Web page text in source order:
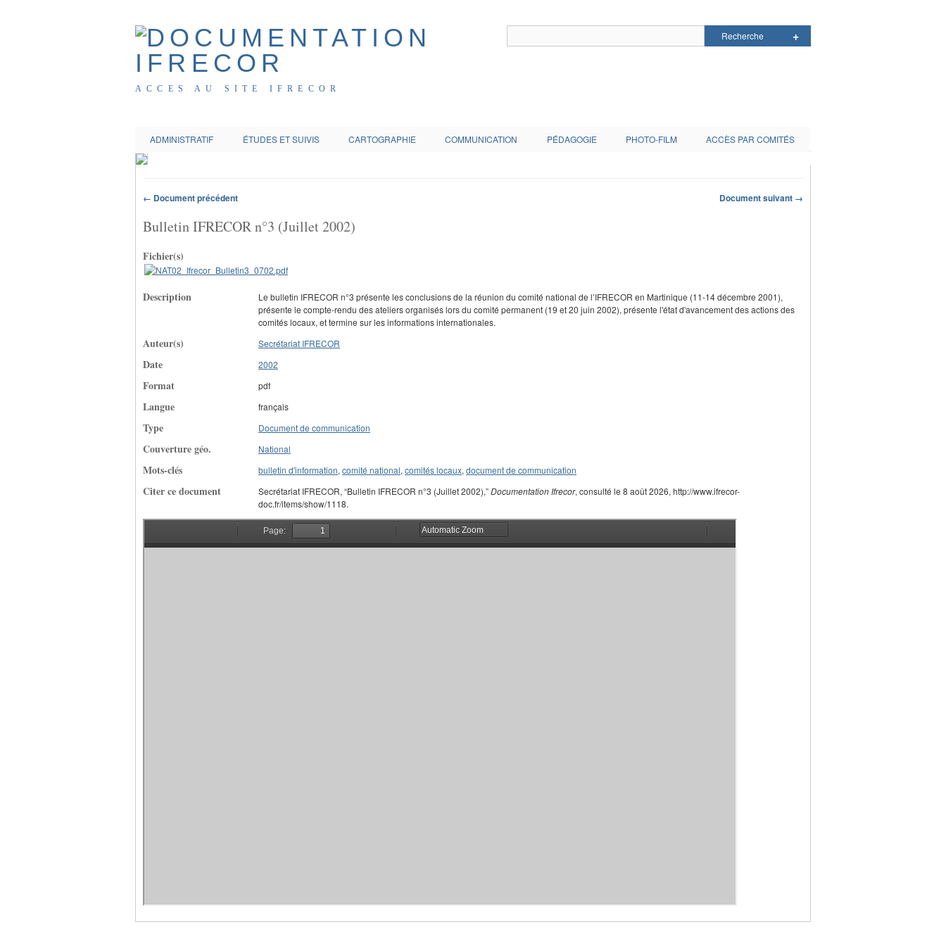
ACCES AU SITE IFRECOR
ADMINISTRATIF ÉTUDES ET SUIVIS CARTOGRAPHIE COMMUNICATION PÉDAGOGIE PHOTO-FILM ACCÈS PAR COMITÉS
← Document précédent Document suivant →
Bulletin IFRECOR n°3 (Juillet 2002)
Fichier(s)
Description
Le bulletin IFRECOR n°3 présente les conclusions de la réunion du comité national de l’IFRECOR en Martinique (11-14 décembre 2001),
présente le compte-rendu des ateliers organisés lors du comité permanent (19 et 20 juin 2002), présente l'état d'avancement des actions des
comités locaux, et termine sur les informations internationales.
Auteur(s) Secrétariat IFRECOR
Date 2002
Format pdf
Langue français
Type Document de communication
Couverture géo. National
Mots-clés bulletin d'information, comité national, comités locaux, document de communication
Citer ce document Secrétariat IFRECOR, “Bulletin IFRECOR n°3 (Juillet 2002),”Documentation Ifrecor, consulté le 8 août 2026, http://www.ifrecor-
doc.fr/items/show/1118.